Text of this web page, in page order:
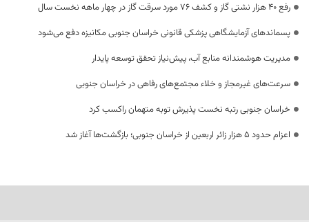
رفع 40 هزار نشتی گاز و کشف 76 مورد سرقت گاز در چهار ماهه نخست سال
پسماندهای آزمایشگاهی پزشکی قانونی خراسان جنوبی مکانیزه دفع می‌شود
مدیریت هوشمندانه منابع آب، پیش‌نیاز تحقق توسعه پایدار
سرعت‌های غیرمجاز و خلاء مجتمع‌های رفاهی در خراسان جنوبی
خراسان جنوبی رتبه نخست پذیرش توبه متهمان راکسب کرد
اعزام حدود 5 هزار زائر اربعین از خراسان جنوبی؛ بازگشت‌ها آغاز شد